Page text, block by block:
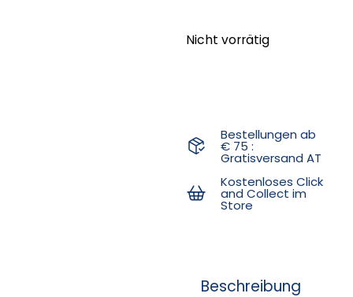
Nicht vorrätig
Bestellungen ab
€ 75 :
Gratisversand AT
Kostenloses Click
and Collect im
Store
Beschreibung